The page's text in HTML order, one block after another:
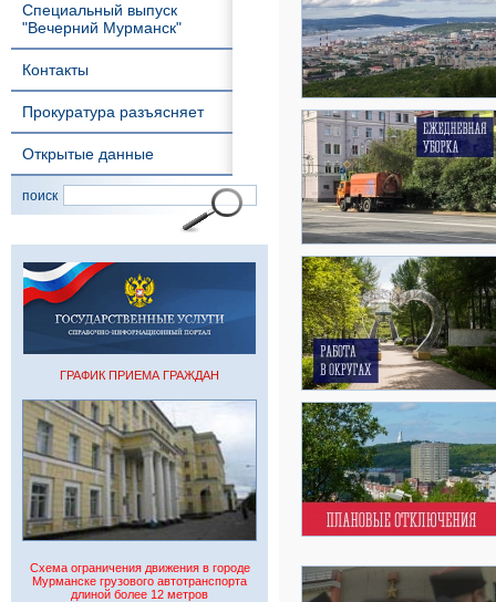
Специальный выпуск
"Вечерний Мурманск"
Контакты
Прокуратура разъясняет
Открытые данные
поиск
ГРАФИК ПРИЕМА ГРАЖДАН
Схема ограничения движения в городе
Мурманске грузового автотранспорта
длиной более 12 метров